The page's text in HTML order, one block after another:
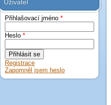
Uživatel
Přihlašovací jméno *
Heslo *
Registrace
Zapomněl jsem heslo